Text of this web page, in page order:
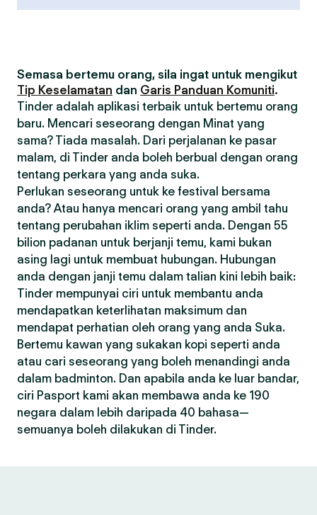
Semasa bertemu orang, sila ingat untuk mengikut
Tip Keselamatan dan Garis Panduan Komuniti.
Tinder adalah aplikasi terbaik untuk bertemu orang
baru. Mencari seseorang dengan Minat yang
sama? Tiada masalah. Dari perjalanan ke pasar
malam, di Tinder anda boleh berbual dengan orang
tentang perkara yang anda suka.
Perlukan seseorang untuk ke festival bersama
anda? Atau hanya mencari orang yang ambil tahu
tentang perubahan iklim seperti anda. Dengan 55
bilion padanan untuk berjanji temu, kami bukan
asing lagi untuk membuat hubungan. Hubungan
anda dengan janji temu dalam talian kini lebih baik:
Tinder mempunyai ciri untuk membantu anda
mendapatkan keterlihatan maksimum dan
mendapat perhatian oleh orang yang anda Suka.
Bertemu kawan yang sukakan kopi seperti anda
atau cari seseorang yang boleh menandingi anda
dalam badminton. Dan apabila anda ke luar bandar,
ciri Pasport kami akan membawa anda ke 190
negara dalam lebih daripada 40 bahasa—
semuanya boleh dilakukan di Tinder.